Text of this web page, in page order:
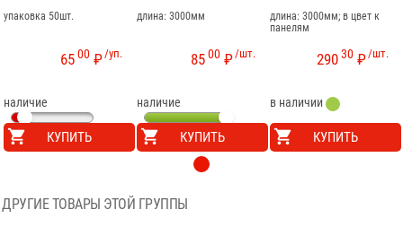
упаковка 50шт.
/уп.
6500 ₽
наличие
КУПИТЬ
длина: 3000мм
/шт.
8500 ₽
наличие
КУПИТЬ
длина: 3000мм; в цвет к
панелям
/шт.
29030 ₽
в наличии
КУПИТЬ
ДРУГИЕ ТОВАРЫ ЭТОЙ ГРУППЫ